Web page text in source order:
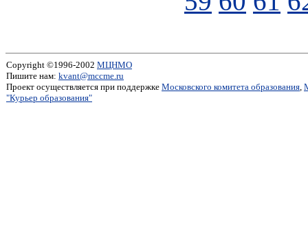
Copyright ©1996-2002 МЦНМО
Пишите нам: kvant@mccme.ru
Проект осуществляется при поддержке Московского комитета образования,
"Курьер образования"